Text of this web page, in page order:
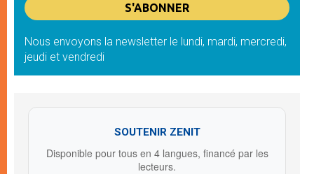
Nous envoyons la newsletter le lundi, mardi, mercredi,
jeudi et vendredi
SOUTENIR ZENIT
Disponible pour tous en 4 langues, financé par les
lecteurs.